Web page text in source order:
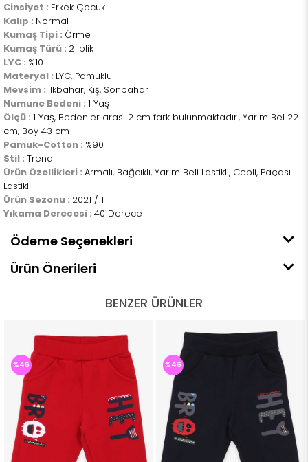
Cinsiyet : Erkek Çocuk
Kalıp : Normal
Kumaş Tipi : Örme
Kumaş Türü : 2 İplik
LYC : %10
Materyal : LYC, Pamuklu
Mevsim : İlkbahar, Kış, Sonbahar
Numune Bedeni : 1 Yaş
Ölçü : 1 Yaş, Bedenler arası 2 cm fark bulunmaktadır., Yarım Bel 22
cm, Boy 43 cm
Pamuk-Cotton : %90
Stil : Trend
Ürün Özellikleri : Armalı, Bağcıklı, Yarım Beli Lastikli, Cepli, Paçası
Lastikli
Ürün Sezonu : 2021 / 1
Yıkama Derecesi : 40 Derece
Ödeme Seçenekleri
Ürün Önerileri
BENZER ÜRÜNLER
%46 %46